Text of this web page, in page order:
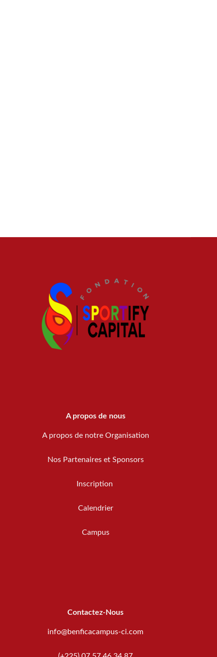
A propos de nous
A propos de notre Organisation
Nos Partenaires et Sponsors
Inscription
Calendrier
Campus
Contactez-Nous
info@benficacampus-ci.com